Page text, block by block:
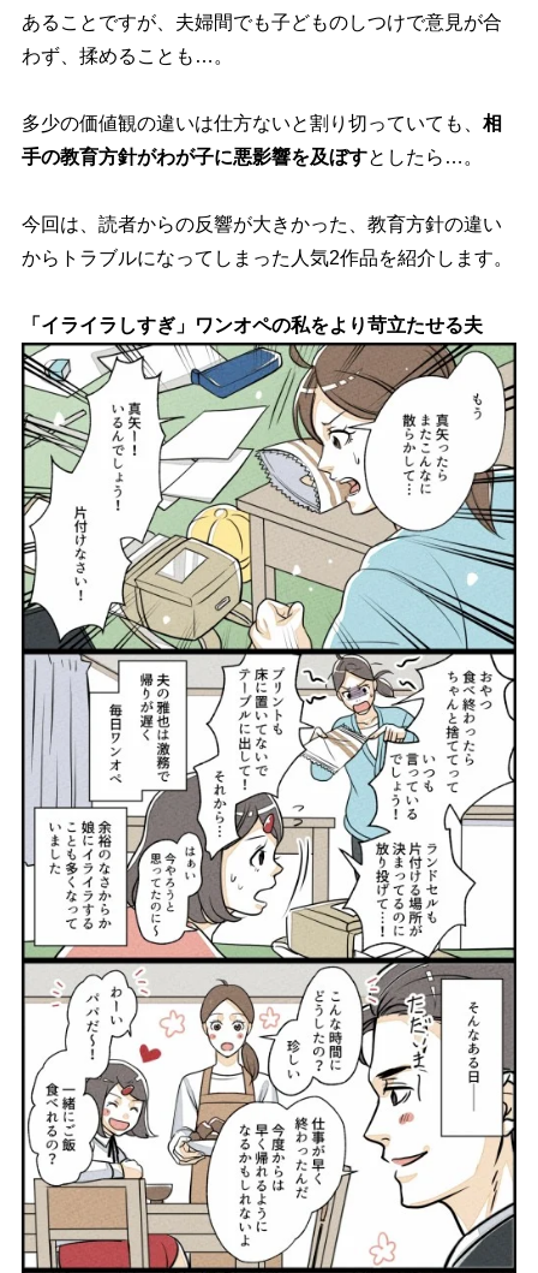
あることですが、夫婦間でも子どものしつけで意見が合
わず、揉めることも…。
多少の価値観の違いは仕方ないと割り切っていても、 相
手の教育方針がわが子に悪影響を及ぼすとしたら…。
今回は、読者からの反響が大きかった、教育方針の違い
からトラブルになってしまった人気2作品を紹介します。
「イライラしすぎ」ワンオペの私をより苛立たせる夫